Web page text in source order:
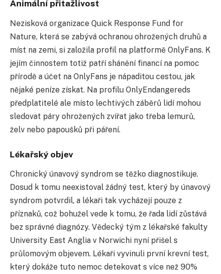
Animální přitažlivost
Nezisková organizace Quick Response Fund for
Nature, která se zabývá ochranou ohrožených druhů a
míst na zemi, si založila profil na platformě OnlyFans. K
jejím činnostem totiž patří shánění financí na pomoc
přírodě a účet na OnlyFans je nápaditou cestou, jak
nějaké peníze získat. Na profilu OnlyEndangereds
předplatitelé ale místo lechtivých záběrů lidí mohou
sledovat páry ohrožených zvířat jako třeba lemurů,
želv nebo papoušků při páření.
Lékařský objev
Chronický únavový syndrom se těžko diagnostikuje.
Dosud k tomu neexistoval žádný test, který by únavový
syndrom potvrdil, a lékaři tak vycházejí pouze z
příznaků, což bohužel vede k tomu, že řada lidí zůstává
bez správné diagnózy. Vědecký tým z lékařské fakulty
University East Anglia v Norwichi nyní přišel s
průlomovým objevem. Lékaři vyvinuli první krevní test,
který dokáže tuto nemoc detekovat s více než 90%